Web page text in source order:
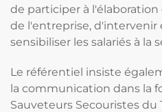
de participer à
de l'entreprise, d'intervenir
sensibiliser les salariés à la
Le référentiel insiste
la communication dans la
Sauveteurs Secouristes du